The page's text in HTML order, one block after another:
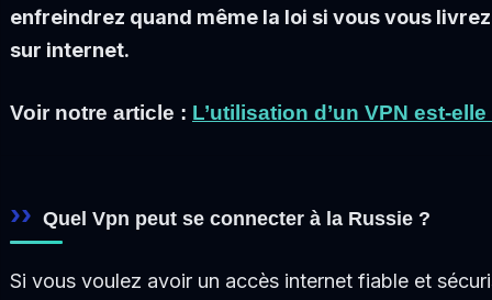
enfreindrez quand même la loi si vous vous
sur internet.
Voir notre article : L’utilisation d’un VPN est-
Quel Vpn peut se connecter à la Russie ?
Si vous voulez avoir un accès internet fiable et